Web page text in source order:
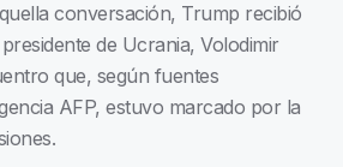
conversación, Trump recibió
de Ucrania, Volodimir
que, según fuentes
AFP, estuvo marcado por la